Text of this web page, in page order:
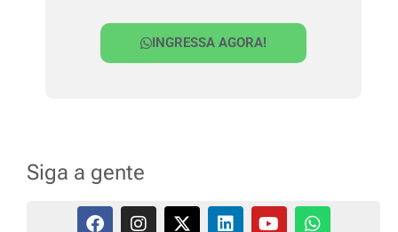
INGRESSA AGORA!
Siga a gente